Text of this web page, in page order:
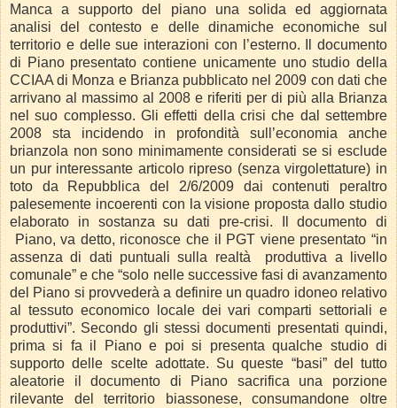
Manca a supporto del piano una solida ed aggiornata
analisi del contesto e delle dinamiche economiche sul
territorio e delle sue interazioni con l’esterno. Il documento
di Piano presentato contiene unicamente uno studio della
CCIAA di Monza e Brianza pubblicato nel 2009 con dati che
arrivano al massimo al 2008 e riferiti per di più alla Brianza
nel suo complesso. Gli effetti della crisi che dal settembre
2008 sta incidendo in profondità sull’economia anche
brianzola non sono minimamente considerati se si esclude
un pur interessante articolo ripreso (senza virgolettature) in
toto da Repubblica del 2/6/2009 dai contenuti peraltro
palesemente incoerenti con la visione proposta dallo studio
elaborato in sostanza su dati pre-crisi. Il documento di
Piano, va detto, riconosce che il PGT viene presentato “in
assenza di dati puntuali sulla realtà produttiva a livello
comunale” e che “solo nelle successive fasi di avanzamento
del Piano si provvederà a definire un quadro idoneo relativo
al tessuto economico locale dei vari comparti settoriali e
produttivi”. Secondo gli stessi documenti presentati quindi,
prima si fa il Piano e poi si presenta qualche studio di
supporto delle scelte adottate. Su queste “basi” del tutto
aleatorie il documento di Piano sacrifica una porzione
rilevante del territorio biassonese, consumandone oltre